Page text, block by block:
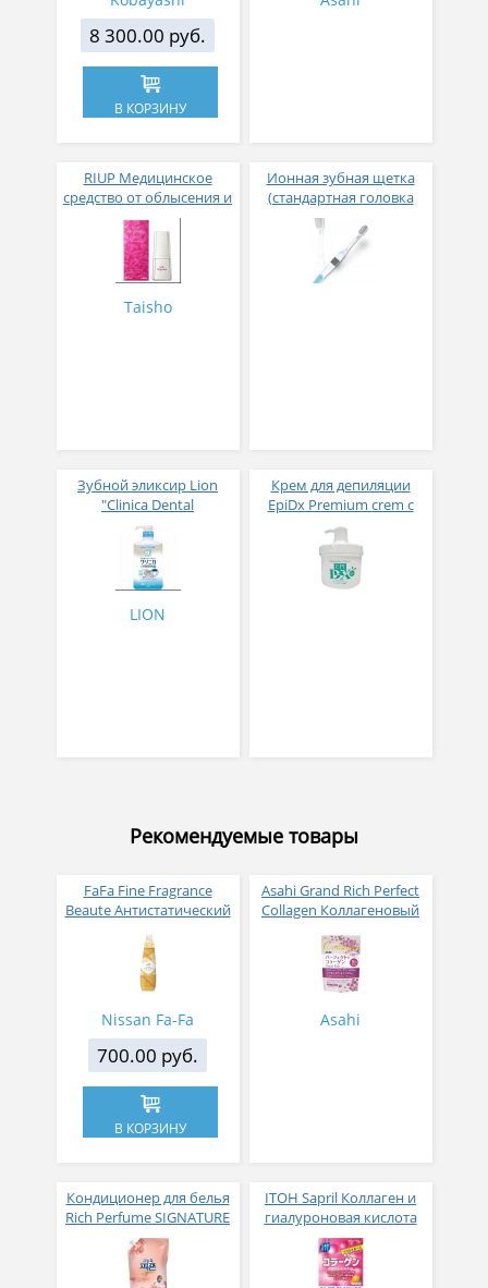
8 300.00 руб.
В КОРЗИНУ
RIUP Медицинское
средство от облысения и
выпадения волос у
женщин 60 мл
Taisho
Ионная зубная щетка
(стандартная головка
одноуровневая щетина)
Зубной эликсир Lion
"Clinica Dental
Advantage" свежесть
дыхания аромат цитрус
900 мл
LION
Крем для депиляции
EpiDx Premium crem с
экстрактом зеленого чая
и мочевины 500 мл
Рекомендуемые товары
FaFa Fine Fragrance
Beaute Антистатический
с ароматом цветов,
мускуса и сандалового
дерева 600 мл
Nissan Fa-Fa
700.00 руб.
В КОРЗИНУ
Asahi Grand Rich Perfect
Collagen Коллагеновый
плацентой и
изофлавонами сои 228
гр
Asahi
Кондиционер для белья
Rich Perfume SIGNATURE
парфюмированный
супер-концентрат с
ароматом Фиеста 1,6 л
ITOH Sapril Коллаген и
гиалуроновая кислота
со вкусом манго 30
стиков